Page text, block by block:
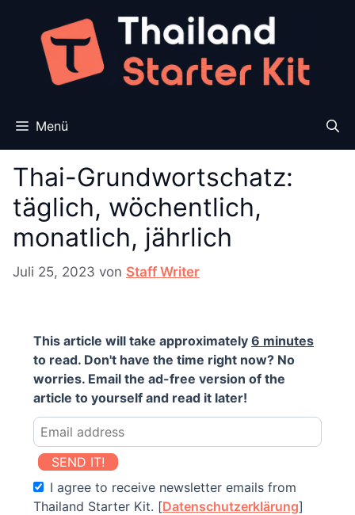
springen
Menü
Thai-Grundwortschatz:
täglich, wöchentlich,
monatlich, jährlich
Juli 25, 2023 von Staff Writer
This article will take approximately 6 minutes
to read. Don't have the time right now? No
worries. Email the ad-free version of the
article to yourself and read it later!
SEND IT!
I agree to receive newsletter emails from
Thailand Starter Kit. [Datenschutzerklärung]